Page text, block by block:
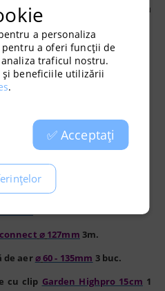
x 120 x 200cm / 600W
pentru
include:
buc.
600W1 buc.
1buc.
350m3/h
1 buc.
⌀ 127mm 3m.
de aer⌀60 - 135mm 3 buc.
cu clip Garden Highpro 15cm 1
a personaliza
a oferi funcții de
traficul nostru.
beneficiile utilizării
.
✅ Acceptați